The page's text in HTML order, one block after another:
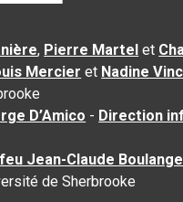
, Pierre Martel et
Mercier et Nadine
D’Amico - Direction
feu Jean-Claude
de Sherbrooke